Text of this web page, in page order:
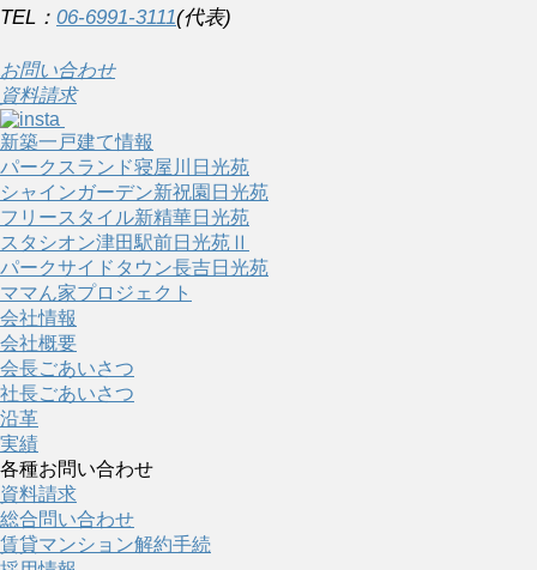
TEL： 06-6991-3111(代表)
お問い合わせ
資料請求
新築一戸建て情報
パークスランド寝屋川日光苑
シャインガーデン新祝園日光苑
フリースタイル新精華日光苑
スタシオン津田駅前日光苑Ⅱ
パークサイドタウン長吉日光苑
ママん家プロジェクト
会社情報
会社概要
会長ごあいさつ
社長ごあいさつ
沿革
実績
各種お問い合わせ
資料請求
総合問い合わせ
賃貸マンション解約手続